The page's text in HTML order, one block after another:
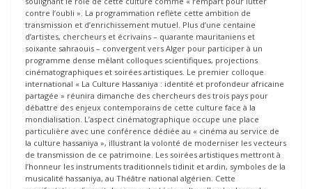
contre l’oubli ». La programmation reflète cette ambition de
transmission et d’enrichissement mutuel. Plus d’une centaine
d’artistes, chercheurs et écrivains – quarante mauritaniens et
soixante sahraouis – convergent vers Alger pour participer à un
programme dense mêlant colloques scientifiques, projections
cinématographiques et soirées artistiques. Le premier colloque
international « La Culture Hassaniya : identité et profondeur africaine
partagée » réunira dimanche des chercheurs des trois pays pour
débattre des enjeux contemporains de cette culture face à la
mondialisation. L’aspect cinématographique occupe une place
particulière avec une conférence dédiée au « cinéma au service de
la culture hassaniya », illustrant la volonté de moderniser les vecteurs
de transmission de ce patrimoine. Les soirées artistiques mettront à
l’honneur les instruments traditionnels tidinit et ardin, symboles de la
musicalité hassaniya, au Théâtre national algérien. Cette